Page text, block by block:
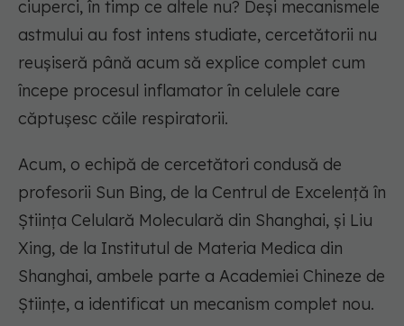
ciuperci, în timp ce altele nu? Deși mecanismele
astmului au fost intens studiate, cercetătorii nu
reușiseră până acum să explice complet cum
începe procesul inflamator în celulele care
căptușesc căile respiratorii.
Acum, o echipă de cercetători condusă de
profesorii Sun Bing, de la Centrul de Excelență în
Știința Celulară Moleculară din Shanghai, și Liu
Xing, de la Institutul de Materia Medica din
Shanghai, ambele parte a Academiei Chineze de
Științe, a identificat un mecanism complet nou.